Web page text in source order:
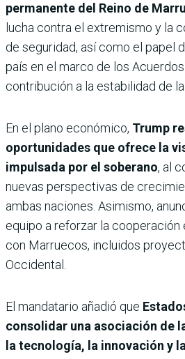
permanente del Reino de
lucha contra el extremismo y la
de seguridad, así como el papel
país en el marco de los
contribución a la estabilidad de
En el plano económico, Trump
oportunidades que ofrece la
impulsada por el soberano, al
nuevas perspectivas de
ambas naciones. Asimismo,
equipo a reforzar la cooperación
con Marruecos, incluidos
Occidental.
El mandatario añadió que
consolidar una asociación de
la tecnología, la innovación y